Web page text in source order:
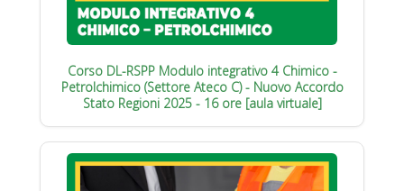
Corso DL-RSPP Modulo integrativo 4 Chimico -
Petrolchimico (Settore Ateco C) - Nuovo Accordo
Stato Regioni 2025 - 16 ore [aula virtuale]